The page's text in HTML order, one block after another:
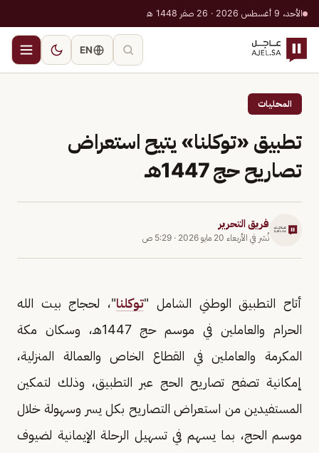
الأحد، 9 أغسطس 2026 · 26 صفر 1448 هـ
EN
المحليات
تطبيق «توكلنا» يتيح استعراض
تصاريح حج 1447هـ
فريق التحرير
نُشر في الأربعاء 20 مايو 2026 · 5:29 ص
أتاح التطبيق الوطني الشامل "توكلنا"، لحجاج بيت الله
الحرام والعاملين في موسم حج 1447هـ، وسكان مكة
المكرمة والعاملين في القطاع الخاص والعمالة المنزلية،
إمكانية تصفح تصاريح الحج عبر التطبيق، وذلك لتمكين
المستفيدين من استعراض التصاريح بكل يسر وسهولة خلال
موسم الحج، بما يسهم في تسهيل الرحلة الإيمانية لضيوف